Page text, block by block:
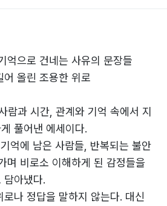
억으로 건네는 사유의 문장들
올린 조용한 위로
람과 시간, 관계와 기억 속에서 지
풀어낸 에세이다.
억에 남은 사람들, 반복되는 불안
며 비로소 이해하게 된 감정들을
담아냈다.
나 정답을 말하지 않는다. 대신